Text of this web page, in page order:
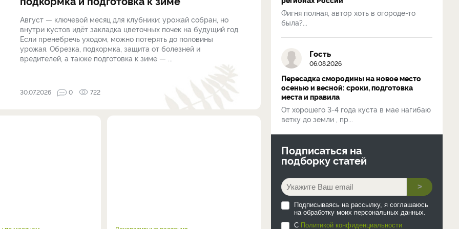
Август — ключевой месяц для клубники: урожай собран, но
внутри кустов идёт закладка цветочных почек на будущий год.
Если пренебречь уходом, можно потерять до половины
урожая. Обрезка, подкормка, защита от болезней и
вредителей, а также подготовка к зиме — ...
30.07.2026 0 722
Фигня полная, автор хоть в огороде-то
была?...
Гость
06.08.2026
Пересадка смородины на новое место
осенью и весной: сроки, подготовка
места и правила
От хорошего 3-4 года куста в мае нагибаю
ветку до земли , пр...
Подписаться на
подборку статей
>
Подписываясь на рассылку, я соглашаюсь
на обработку моих персональных данных.
С Политикой конфиденциальности